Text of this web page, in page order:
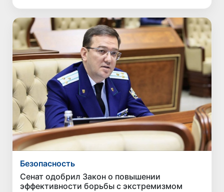
Безопасность
Сенат одобрил Закон о повышении
эффективности борьбы с экстремизмом